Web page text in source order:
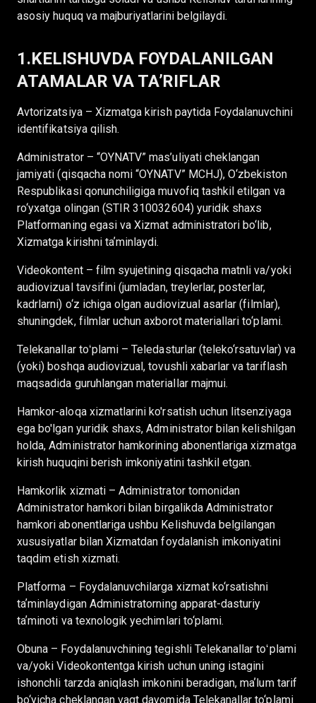
asosiy huquq va majburiyatlarini belgilaydi.
1.KELISHUVDA FOYDALANILGAN
ATAMALAR VA TAʼRIFLAR
Avtorizatsiya – Xizmatga kirish paytida Foydalanuvchini
identifikatsiya qilish.
Administrator – “OYNATV” mas’uliyati cheklangan
jamiyati (qisqacha nomi “OYNATV” MCHJ), O‘zbekiston
Respublikasi qonunchiligiga muvofiq tashkil etilgan va
ro‘yxatga olingan (STIR 310032604) yuridik shaxs
Platformaning egasi va Xizmat administratori bo‘lib,
Xizmatga kirishni taʼminlaydi.
Videokontent – film syujetining qisqacha matnli va/yoki
audiovizual tavsifini (jumladan, treylerlar, posterlar,
kadrlarni) o‘z ichiga olgan audiovizual asarlar (filmlar),
shuningdek, filmlar uchun axborot materiallari to‘plami.
Telekanallar toʻplami – Teledasturlar (teleko‘rsatuvlar) va
(yoki) boshqa audiovizual, tovushli xabarlar va tariflash
maqsadida guruhlangan materiallar majmui.
Hamkor-aloqa xizmatlarini ko'rsatish uchun litsenziyaga
ega bo'lgan yuridik shaxs, Administrator bilan kelishilgan
holda, Administrator hamkorining abonentlariga xizmatga
kirish huquqini berish imkoniyatini tashkil etgan.
Hamkorlik xizmati – Administrator tomonidan
Administrator hamkori bilan birgalikda Administrator
hamkori abonentlariga ushbu Kelishuvda belgilangan
xususiyatlar bilan Xizmatdan foydalanish imkoniyatini
taqdim etish xizmati.
Platforma – Foydalanuvchilarga xizmat ko‘rsatishni
taʼminlaydigan Administratorning apparat-dasturiy
taʼminoti va texnologik yechimlari to‘plami.
Obuna – Foydalanuvchining tegishli Telekanallar toʻplami
va/yoki Videokontentga kirish uchun uning istagini
ishonchli tarzda aniqlash imkonini beradigan, maʼlum tarif
bo‘yicha cheklangan vaqt davomida Telekanallar to‘plami